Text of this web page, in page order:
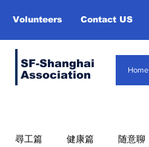
Volunteers Contact US
SF-Shanghai
Association
Home
尋工篇 健康篇 随意聊